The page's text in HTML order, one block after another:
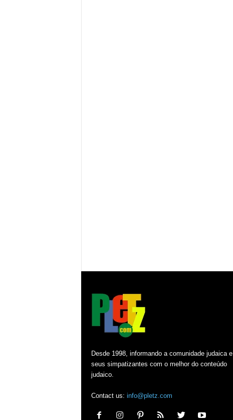
Desde 1998, informando a comunidade judaica e
seus simpatizantes com o melhor do conteúdo
judaico.
Contact us: info@pletz.com